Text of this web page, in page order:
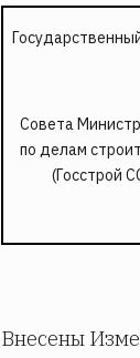
Совета
по делам
(Госстрой
Внесены